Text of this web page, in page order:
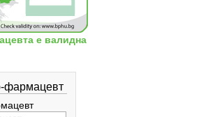
е валидна
фармацевт